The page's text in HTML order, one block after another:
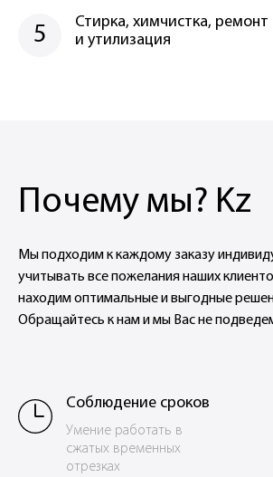
5
Стирка, химчистка, ремонт
и утилизация
Почему мы? Kz
Мы подходим к каждому заказу
учитывать все пожелания наших
находим оптимальные и выгодные
Обращайтесь к нам и мы Вас не
Соблюдение сроков
Умение работать в
сжатых временных
отрезках